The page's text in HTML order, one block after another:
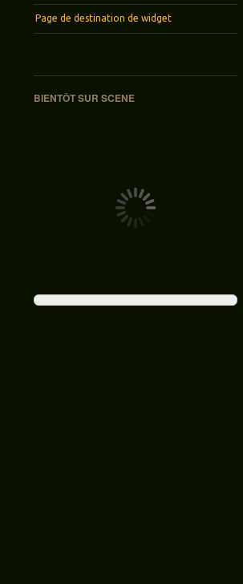
Page de destination de widget
BIENTÔT SUR SCENE